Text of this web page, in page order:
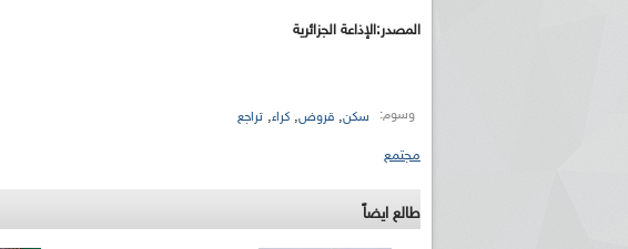
المصدر:الإذاعة الجزائرية
وسوم: سكن, قروض, كراء, تراجع
مجتمع
طالع ايضاً